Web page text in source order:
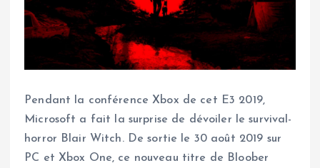
Pendant la conférence Xbox de cet E3 2019,
Microsoft a fait la surprise de dévoiler le survival-
horror Blair Witch. De sortie le 30 août 2019 sur
PC et Xbox One, ce nouveau titre de Bloober